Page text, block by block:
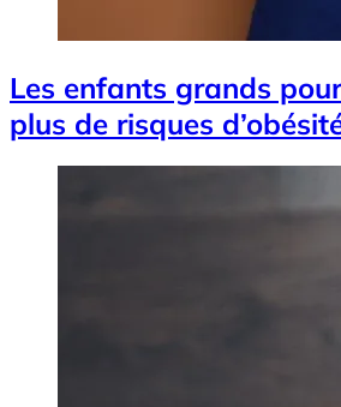
Les enfants grands
plus de risques